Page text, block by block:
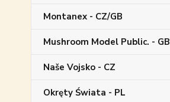
Montanex - CZ/GB
Mushroom Model Public. - GB
Naše Vojsko - CZ
Okręty Świata - PL